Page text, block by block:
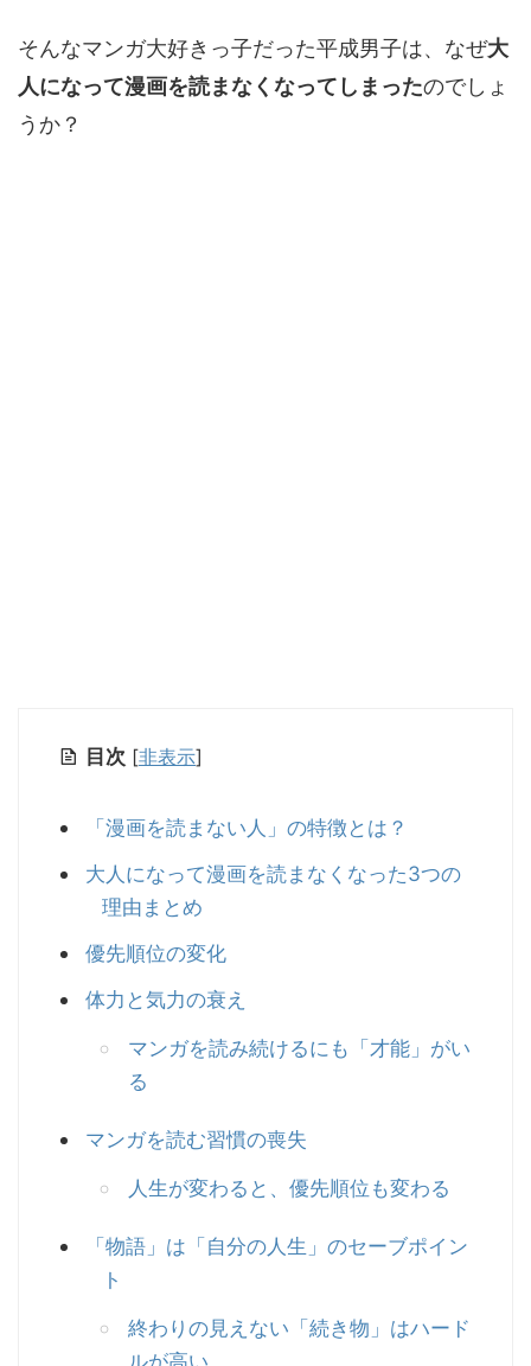
そんなマンガ大好きっ子だった平成男子は、なぜ大
人になって漫画を読まなくなってしまったのでしょ
うか？
目次 [非表示]
「漫画を読まない人」の特徴とは？
大人になって漫画を読まなくなった3つの
理由まとめ
優先順位の変化
体力と気力の衰え
マンガを読み続けるにも「才能」がい
る
マンガを読む習慣の喪失
人生が変わると、優先順位も変わる
「物語」は「自分の人生」のセーブポイン
ト
終わりの見えない「続き物」はハード
ルが高い